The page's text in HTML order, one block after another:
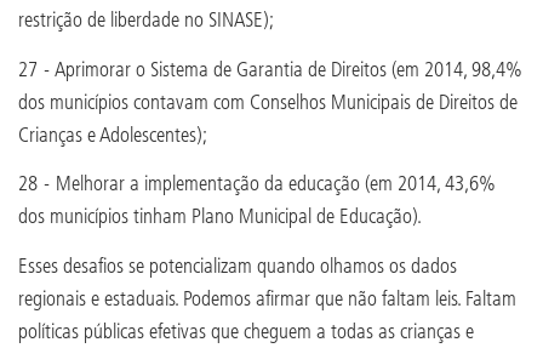
restrição de liberdade no SINASE);
27 - Aprimorar o Sistema de Garantia de Direitos (em 2014, 98,4%
dos municípios contavam com Conselhos Municipais de Direitos de
Crianças e Adolescentes);
28 - Melhorar a implementação da educação (em 2014, 43,6%
dos municípios tinham Plano Municipal de Educação).
Esses desafios se potencializam quando olhamos os dados
regionais e estaduais. Podemos afirmar que não faltam leis. Faltam
políticas públicas efetivas que cheguem a todas as crianças e